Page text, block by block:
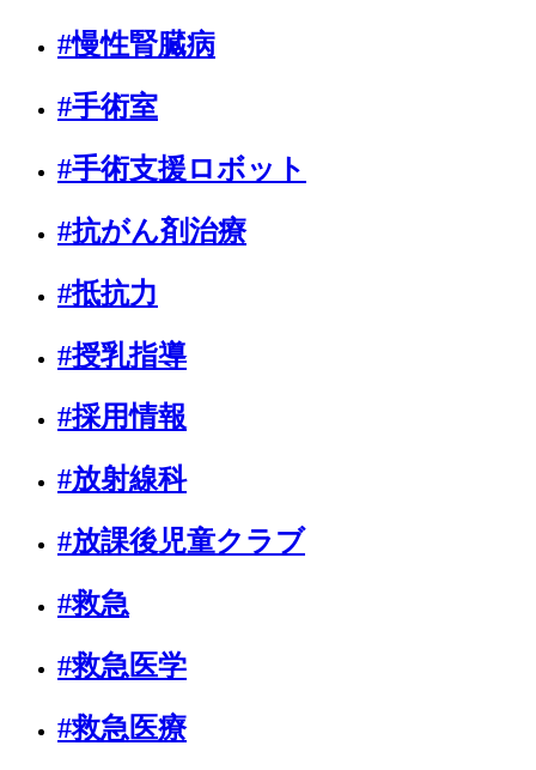
#慢性腎臓病
#手術室
#手術支援ロボット
#抗がん剤治療
#抵抗力
#授乳指導
#採用情報
#放射線科
#放課後児童クラブ
#救急
#救急医学
#救急医療